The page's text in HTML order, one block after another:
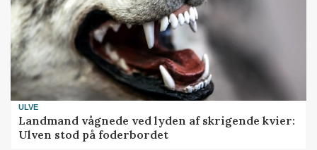
ULVE
Landmand vågnede ved lyden af skrigende kvier:
Ulven stod på foderbordet